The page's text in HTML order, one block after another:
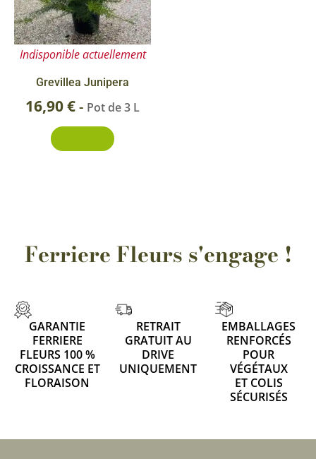
Indisponible actuellement
Grevillea Junipera
16,90€- Pot de 3 L
Ferriere Fleurs s'engage !
GARANTIE
FERRIERE
FLEURS 100 %
CROISSANCE ET
FLORAISON
RETRAIT
GRATUIT AU
DRIVE
UNIQUEMENT
EMBALLAGES
RENFORCÉS
POUR
VÉGÉTAUX
ET COLIS
SÉCURISÉS